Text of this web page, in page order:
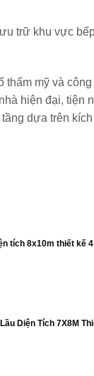
trữ khu vực
thẩm mỹ và
hiện đại, tiện
dựa trên
tích 8x10m thiết kế
Diện Tích 7X8M